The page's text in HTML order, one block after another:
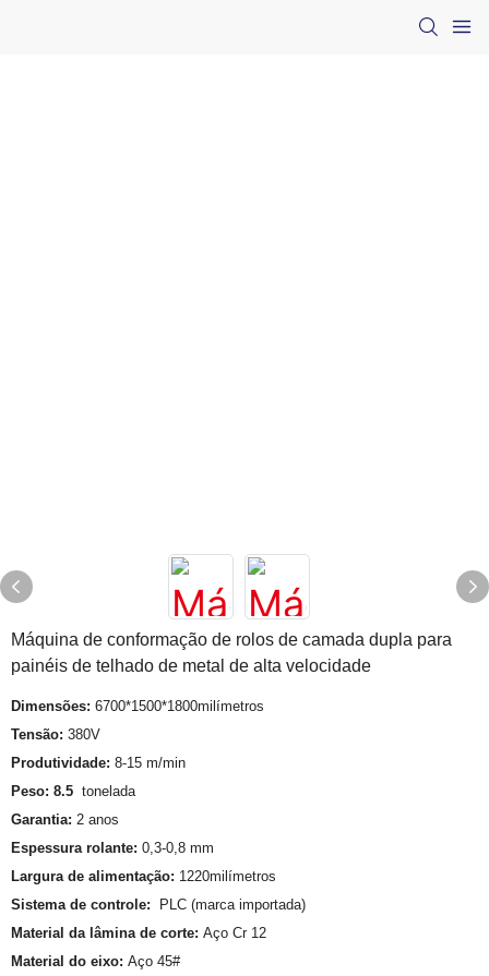
Máquina de conformação de rolos de camada dupla para
painéis de telhado de metal de alta velocidade
Dimensões: 6700*1500*1800milímetros
Tensão: 380V
Produtividade: 8-15 m/min
Peso: 8.5 tonelada
Garantia: 2 anos
Espessura rolante: 0,3-0,8 mm
Largura de alimentação: 1220milímetros
Sistema de controle:
PLC (marca importada)
Material da lâmina de corte: Aço Cr 12
Material do eixo: Aço 45#